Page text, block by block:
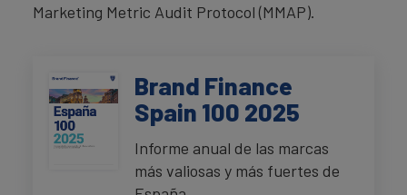
Marketing Metric Audit Protocol (MMAP).
Brand Finance
Spain 100 2025
Informe anual de las marcas
más valiosas y más fuertes de